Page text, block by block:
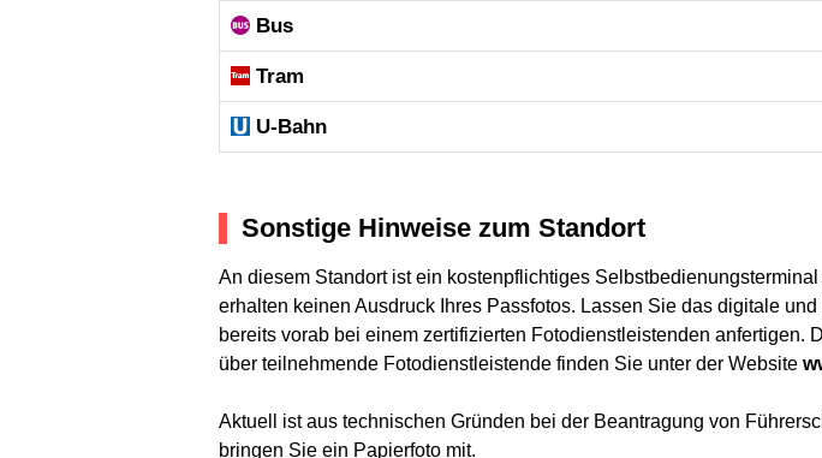
Bus
Tram
U-Bahn
Sonstige Hinweise zum Standort
An diesem Standort ist ein kostenpflichtiges
erhalten keinen Ausdruck Ihres Passfotos. Lassen Sie das digitale
bereits vorab bei einem zertifizierten Fotodienstleistenden
über teilnehmende Fotodienstleistende finden Sie unter der Website
Aktuell ist aus technischen Gründen bei der Beantragung von
bringen Sie ein Papierfoto mit.